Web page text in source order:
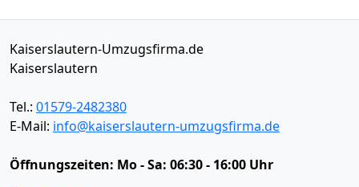
Kaiserslautern-Umzugsfirma.de
Kaiserslautern
Tel.: 01579-2482380
E-Mail: info@kaiserslautern-umzugsfirma.de
Öffnungszeiten: Mo - Sa: 06:30 - 16:00 Uhr